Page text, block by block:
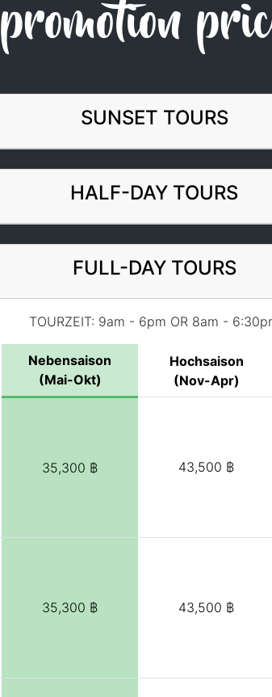
promotion
SUNSET TOURS
HALF-DAY TOURS
FULL-DAY TOURS
TOURZEIT: 9am - 6pm OR 8am -
Nebensaison
(Mai-Okt)
Hochsaison
(Nov-Apr)
35,300 ฿ 43,500 ฿
35,300 ฿ 43,500 ฿